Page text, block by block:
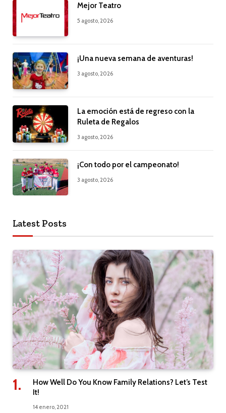
Mejor Teatro
5 agosto, 2026
¡Una nueva semana de aventuras!
3 agosto, 2026
La emoción está de regreso con la
Ruleta de Regalos
3 agosto, 2026
¡Con todo por el campeonato!
3 agosto, 2026
Latest Posts
How Well Do You Know Family Relations? Let’s Test
It!
14 enero, 2021